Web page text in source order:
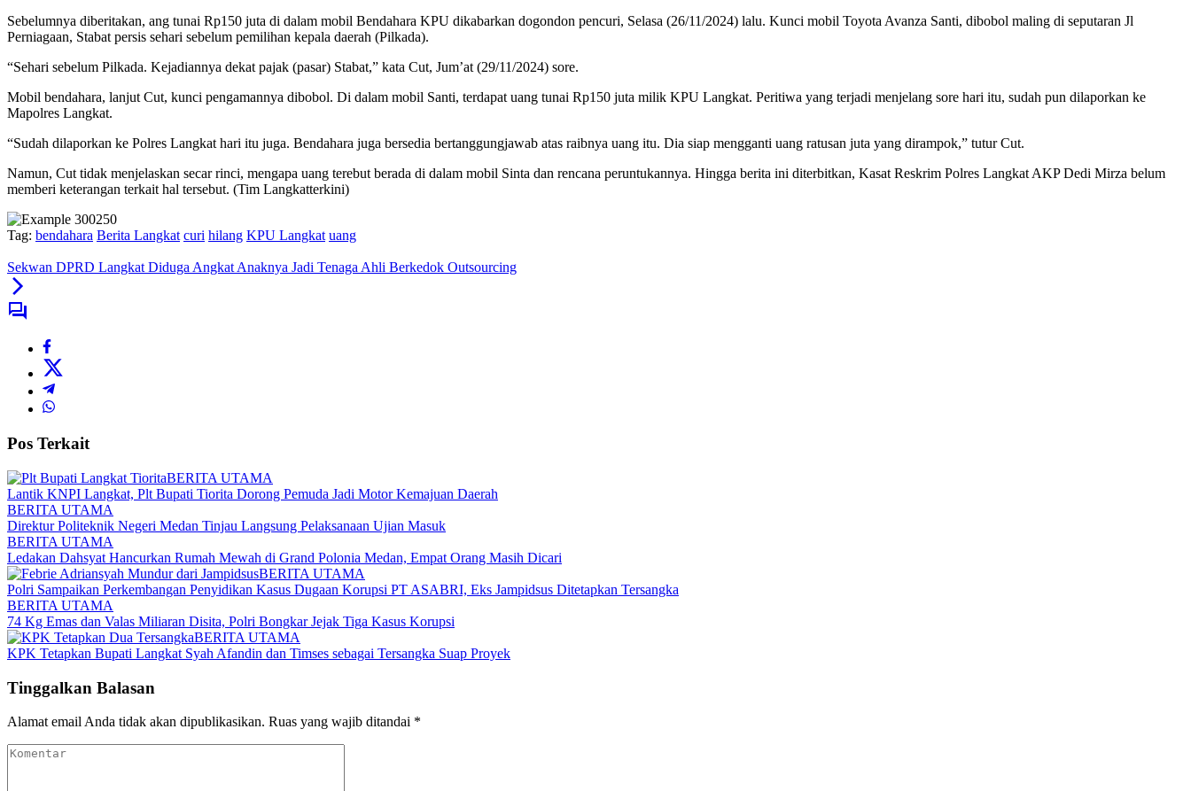
Sebelumnya diberitakan, ang tunai Rp150 juta di dalam mobil Bendahara KPU dikabarkan dogondon pencuri, Selasa (26/11/2024) lalu. Kunci mobil Toyota Avanza Santi, dibobol maling di seputaran Jl
Perniagaan, Stabat persis sehari sebelum pemilihan kepala daerah (Pilkada).
“Sehari sebelum Pilkada. Kejadiannya dekat pajak (pasar) Stabat,” kata Cut, Jum’at (29/11/2024) sore.
Mobil bendahara, lanjut Cut, kunci pengamannya dibobol. Di dalam mobil Santi, terdapat uang tunai Rp150 juta milik KPU Langkat. Peritiwa yang terjadi menjelang sore hari itu, sudah pun dilaporkan ke
Mapolres Langkat.
“Sudah dilaporkan ke Polres Langkat hari itu juga. Bendahara juga bersedia bertanggungjawab atas raibnya uang itu. Dia siap mengganti uang ratusan juta yang dirampok,” tutur Cut.
Namun, Cut tidak menjelaskan secar rinci, mengapa uang terebut berada di dalam mobil Sinta dan rencana peruntukannya. Hingga berita ini diterbitkan, Kasat Reskrim Polres Langkat AKP Dedi Mirza belum
memberi keterangan terkait hal tersebut. (Tim Langkatterkini)
Tag: bendahara Berita Langkat curi hilang KPU Langkat uang
Sekwan DPRD Langkat Diduga Angkat Anaknya Jadi Tenaga Ahli Berkedok Outsourcing
Pos Terkait
BERITA UTAMA
Lantik KNPI Langkat, Plt Bupati Tiorita Dorong Pemuda Jadi Motor Kemajuan Daerah
BERITA UTAMA
Direktur Politeknik Negeri Medan Tinjau Langsung Pelaksanaan Ujian Masuk
BERITA UTAMA
Ledakan Dahsyat Hancurkan Rumah Mewah di Grand Polonia Medan, Empat Orang Masih Dicari
BERITA UTAMA
Polri Sampaikan Perkembangan Penyidikan Kasus Dugaan Korupsi PT ASABRI, Eks Jampidsus Ditetapkan Tersangka
BERITA UTAMA
74 Kg Emas dan Valas Miliaran Disita, Polri Bongkar Jejak Tiga Kasus Korupsi
BERITA UTAMA
KPK Tetapkan Bupati Langkat Syah Afandin dan Timses sebagai Tersangka Suap Proyek
Tinggalkan Balasan
Alamat email Anda tidak akan dipublikasikan. Ruas yang wajib ditandai *